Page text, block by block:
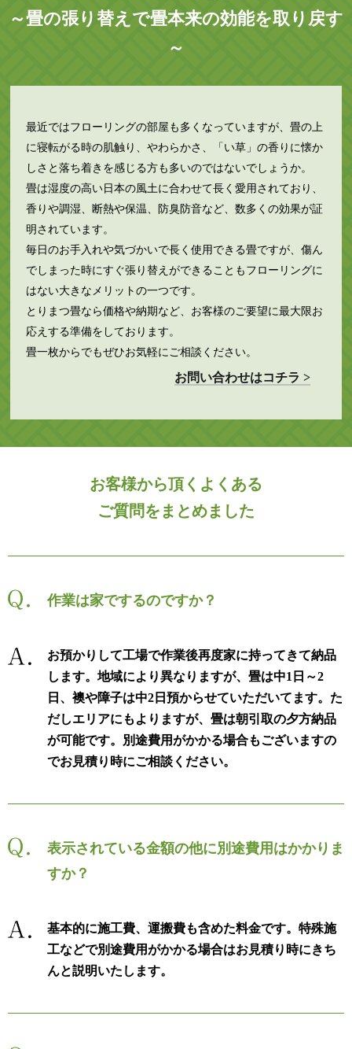
～畳の張り替えで畳本来の効能を取り戻す
～
最近ではフローリングの部屋も多くなっていますが、畳の上
に寝転がる時の肌触り、やわらかさ、「い草」の香りに懐か
しさと落ち着きを感じる方も多いのではないでしょうか。
畳は湿度の高い日本の風土に合わせて長く愛用されており、
香りや調湿、断熱や保温、防臭防音など、数多くの効果が証
明されています。
毎日のお手入れや気づかいで長く使用できる畳ですが、傷ん
でしまった時にすぐ張り替えができることもフローリングに
はない大きなメリットの一つです。
とりまつ畳なら価格や納期など、お客様のご要望に最大限お
応えする準備をしております。
畳一枚からでもぜひお気軽にご相談ください。
お問い合わせはコチラ >
お客様から頂くよくある
ご質問をまとめました
作業は家でするのですか？
お預かりして工場で作業後再度家に持ってきて納品
します。地域により異なりますが、畳は中1日～2
日、襖や障子は中2日預からせていただいてます。た
だしエリアにもよりますが、畳は朝引取の夕方納品
が可能です。別途費用がかかる場合もございますの
でお見積り時にご相談ください。
表示されている金額の他に別途費用はかかりま
すか？
基本的に施工費、運搬費も含めた料金です。特殊施
工などで別途費用がかかる場合はお見積り時にきち
んと説明いたします。